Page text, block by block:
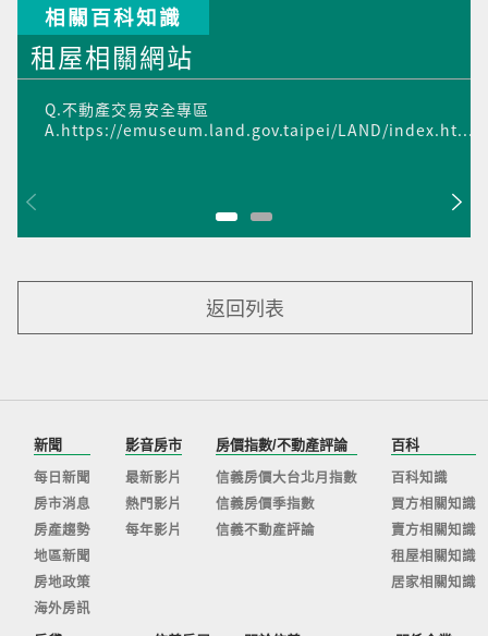
相關百科知識
租屋相關網站
Q.不動產交易安全專區
A.https://emuseum.land.gov.taipei/LAND/index.ht...
返回列表
新聞
每日新聞
房市消息
房產趨勢
地區新聞
房地政策
海外房訊
影音房市
最新影片
熱門影片
每年影片
房價指數/不動產評論
信義房價大台北月指數
信義房價季指數
信義不動產評論
百科
百科知識
買方相關知識
賣方相關知識
租屋相關知識
居家相關知識